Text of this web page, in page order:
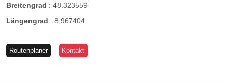
Breitengrad : 48.323559
Längengrad : 8.967404
Routenplaner Kontakt